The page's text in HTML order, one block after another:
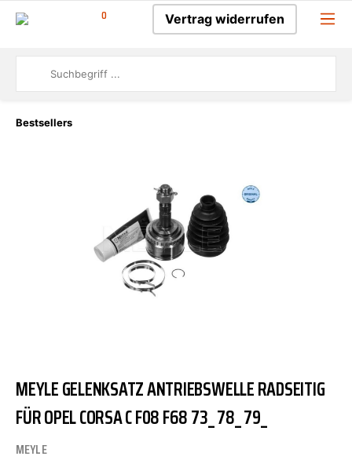
0 Vertrag widerrufen
Bestsellers
MEYLE GELENKSATZ ANTRIEBSWELLE RADSEITIG
FÜR OPEL CORSA C F08 F68 73_ 78_ 79_
MEYLE